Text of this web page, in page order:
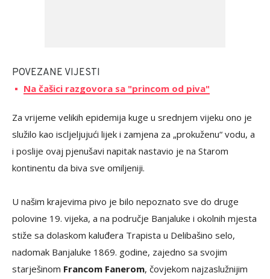
POVEZANE VIJESTI
Na čašici razgovora sa "princom od piva"
Za vrijeme velikih epidemija kuge u srednjem vijeku ono je
služilo kao iscljeljujući lijek i zamjena za „prokuženu“ vodu, a
i poslije ovaj pjenušavi napitak nastavio je na Starom
kontinentu da biva sve omiljeniji.
U našim krajevima pivo je bilo nepoznato sve do druge
polovine 19. vijeka, a na područje Banjaluke i okolnih mjesta
stiže sa dolaskom kaluđera Trapista u Delibašino selo,
nadomak Banjaluke 1869. godine, zajedno sa svojim
starješinom Francom Fanerom, čovjekom najzaslužnijim